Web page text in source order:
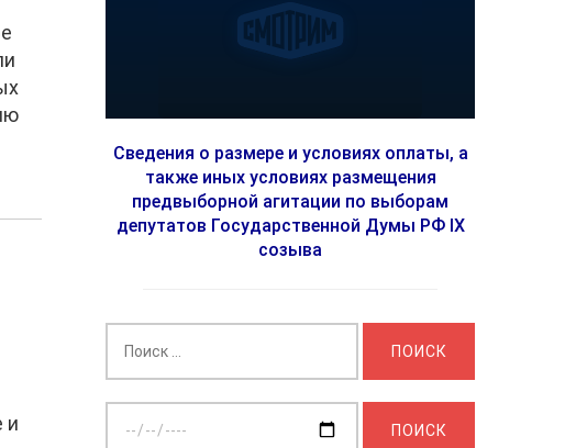
и
Сведения о размере и условиях оплаты, а
также иных условиях размещения
предвыборной агитации по выборам
депутатов Государственной Думы РФ IX
созыва
дату: